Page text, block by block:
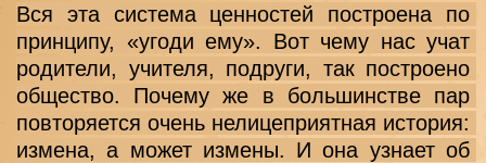
Вся эта система ценностей построена по
принципу, «угоди ему». Вот чему нас учат
родители, учителя, подруги, так построено
общество. Почему же в большинстве пар
повторяется очень нелицеприятная история:
измена, а может измены. И она узнает об